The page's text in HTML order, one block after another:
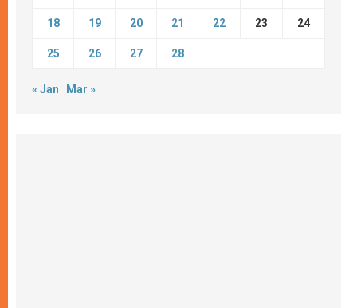
18 19 20 21 22 23 24
25 26 27 28
« Jan Mar »